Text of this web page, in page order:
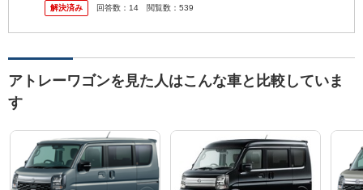
ンプ...
解決済み
回答数： 14 閲覧数： 539
アトレーワゴンを見た人はこんな車と比較していま
す